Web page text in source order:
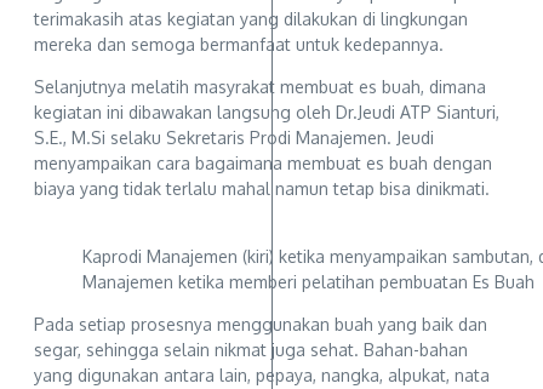
terimakasih atas kegiatan yang dilakukan di lingkungan
mereka dan semoga bermanfaat untuk kedepannya.
Selanjutnya melatih masyrakat membuat es buah, dimana
kegiatan ini dibawakan langsung oleh Dr.Jeudi ATP Sianturi,
S.E., M.Si selaku Sekretaris Prodi Manajemen. Jeudi
menyampaikan cara bagaimana membuat es buah dengan
biaya yang tidak terlalu mahal namun tetap bisa dinikmati.
Kaprodi Manajemen (kiri) ketika menyampaikan sambutan,
Manajemen ketika memberi pelatihan pembuatan Es Buah
Pada setiap prosesnya menggunakan buah yang baik dan
segar, sehingga selain nikmat juga sehat. Bahan-bahan
yang digunakan antara lain, pepaya, nangka, alpukat, nata